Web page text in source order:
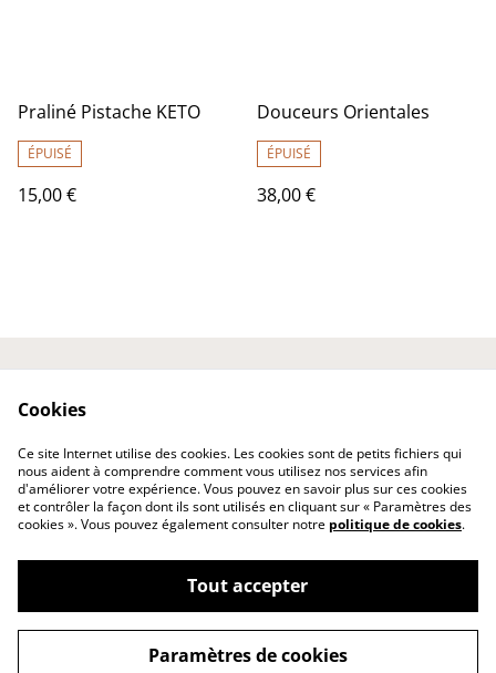
Praliné Pistache KETO
ÉPUISÉ
15,00 €
Douceurs Orientales
ÉPUISÉ
38,00 €
Laissez votre avis ici
confidentialité
Politique de cookies
©2026Les Gourmandises de ChaCha
Cookies
Ce site Internet utilise des cookies. Les cookies sont de petits fichiers qui
nous aident à comprendre comment vous utilisez nos services afin
d'améliorer votre expérience. Vous pouvez en savoir plus sur ces cookies
et contrôler la façon dont ils sont utilisés en cliquant sur « Paramètres des
cookies ». Vous pouvez également consulter notre politique de cookies.
Tout accepter
Paramètres de cookies